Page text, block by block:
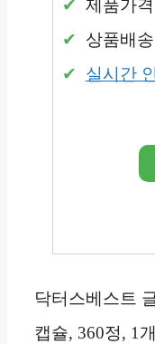
제품가
상품배
실시간
닥터스베스트
캡슐, 360정, 1